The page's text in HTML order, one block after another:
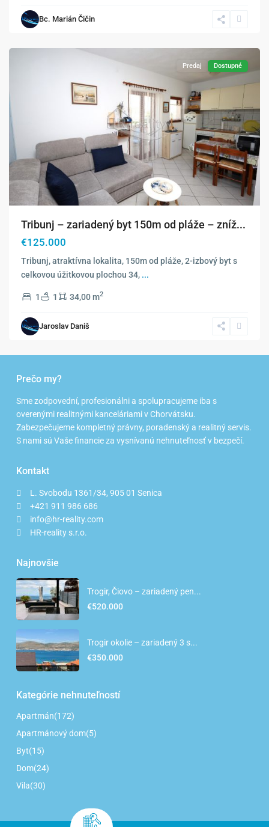
Bc. Marián Čičin
Predaj Dostupné
Tribunj – zariadený byt 150m od pláže – zníž...
€125.000
Tribunj, atraktívna lokalita, 150m od pláže, 2-izbový byt s
celkovou úžitkovou plochou 34, ...
1 1 34,00 m2
Jaroslav Daniš
Prečo my?
Sme zodpovední, profesionálni a spolupracujeme iba s
overenými realitnými kanceláriami v Chorvátsku.
Zabezpečujeme kompletný právny, poradenský a realitný servis.
S nami sú Vaše financie za vysnívanú nehnuteľnosť v bezpečí.
Kontakt
L. Svobodu 1361/34, 905 01 Senica
+421 911 986 686
info@hr-reality.com
HR-reality s.r.o.
Najnovšie
Trogir, Čiovo – zariadený pen...
€520.000
Trogir okolie – zariadený 3 s...
€350.000
Kategórie nehnuteľností
Apartmán(172)
Apartmánový dom(5)
Byt(15)
Dom(24)
Vila(30)